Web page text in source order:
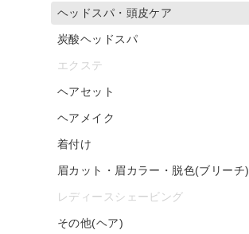
ヘッドスパ・頭皮ケア
炭酸ヘッドスパ
エクステ
ヘアセット
ヘアメイク
着付け
眉カット・眉カラー・脱色(ブリーチ)
レディースシェービング
その他(ヘア)